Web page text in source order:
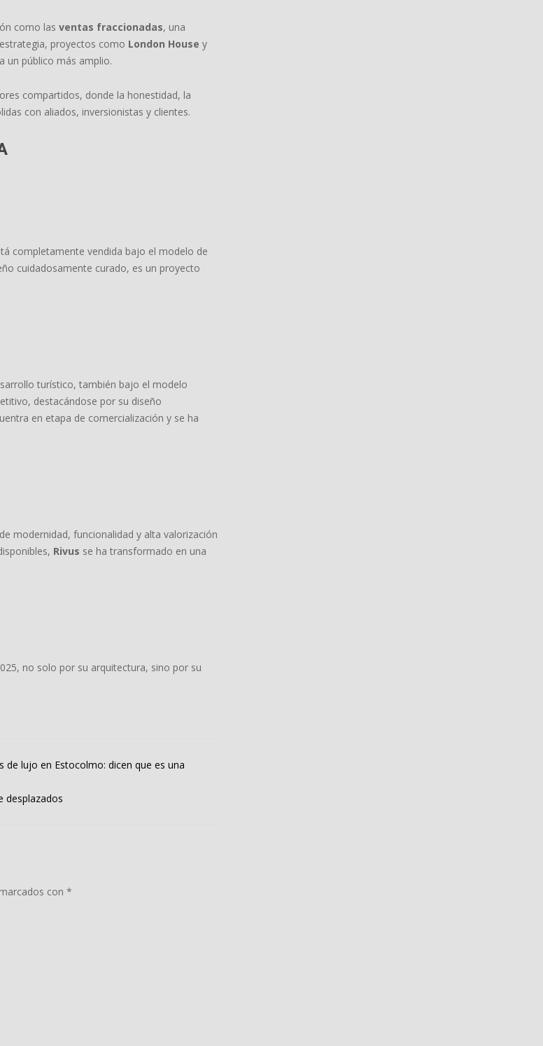
como las ventas fraccionadas, una
proyectos como London House y
un público más amplio.
compartidos, donde la honestidad, la
con aliados, inversionistas y clientes.
completamente vendida bajo el modelo de
cuidadosamente curado, es un proyecto
turístico, también bajo el modelo
destacándose por su diseño
en etapa de comercialización y se ha
modernidad, funcionalidad y alta valorización
Rivus se ha transformado en una
no solo por su arquitectura, sino por su
de lujo en Estocolmo: dicen que es una
desplazados
con *